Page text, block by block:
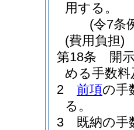
用する。
(令7条
(費用負担)
第18条
開
める手数
2
前項の手
る。
3
既納の手